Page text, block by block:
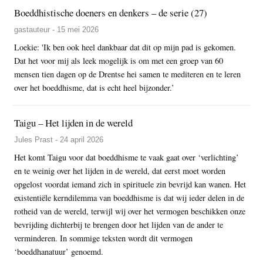
Boeddhistische doeners en denkers – de serie (27)
gastauteur - 15 mei 2026
Loekie: 'Ik ben ook heel dankbaar dat dit op mijn pad is gekomen.
Dat het voor mij als leek mogelijk is om met een groep van 60
mensen tien dagen op de Drentse hei samen te mediteren en te leren
over het boeddhisme, dat is echt heel bijzonder.’
Taigu – Het lijden in de wereld
Jules Prast - 24 april 2026
Het komt Taigu voor dat boeddhisme te vaak gaat over ‘verlichting’
en te weinig over het lijden in de wereld, dat eerst moet worden
opgelost voordat iemand zich in spirituele zin bevrijd kan wanen. Het
existentiële kerndilemma van boeddhisme is dat wij ieder delen in de
rotheid van de wereld, terwijl wij over het vermogen beschikken onze
bevrijding dichterbij te brengen door het lijden van de ander te
verminderen. In sommige teksten wordt dit vermogen
‘boeddhanatuur’ genoemd.